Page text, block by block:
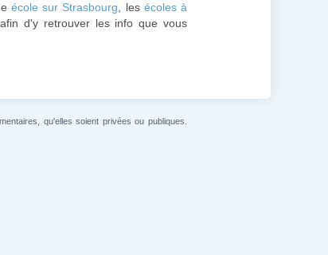
école sur Strasbourg , les écoles à
afin d'y retrouver les info que vous
qu'elles soient privées ou publiques.